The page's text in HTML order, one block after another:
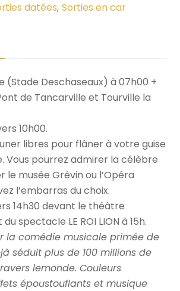
datées,Sorties en car
(Stade Deschaseaux) à 07h00 +
de Tancarville et Tourville la
10h00.
libres pour flâner à votre guise
Vous pourrez admirer la célèbre
le musée Grévin ou l’Opéra
l’embarras du choix.
14h30 devant le théâtre
spectacle LE ROI LION à 15h.
la comédie musicale primée de
séduit plus de 100 millions de
lemonde. Couleurs
époustouflants et musique